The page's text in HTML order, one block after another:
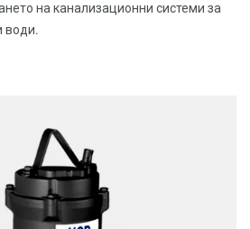
на канализационни системи за
води.